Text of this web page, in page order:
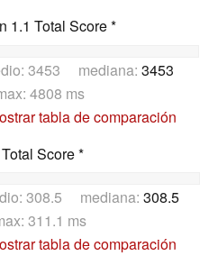
1.1 Total Score *
3453 mediana: 3453
4808 ms
tabla de comparación
Score *
308.5 mediana: 308.5
311.1 ms
tabla de comparación